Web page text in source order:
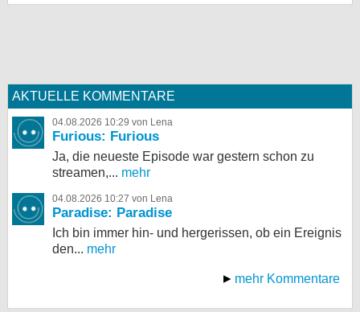
AKTUELLE KOMMENTARE
04.08.2026 10:29 von Lena
Furious: Furious
Ja, die neueste Episode war gestern schon zu
streamen,... mehr
04.08.2026 10:27 von Lena
Paradise: Paradise
Ich bin immer hin- und hergerissen, ob ein Ereignis
den... mehr
mehr Kommentare